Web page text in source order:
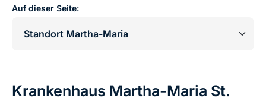
Krankenhaus Martha-Maria St.
Auf dieser Seite: